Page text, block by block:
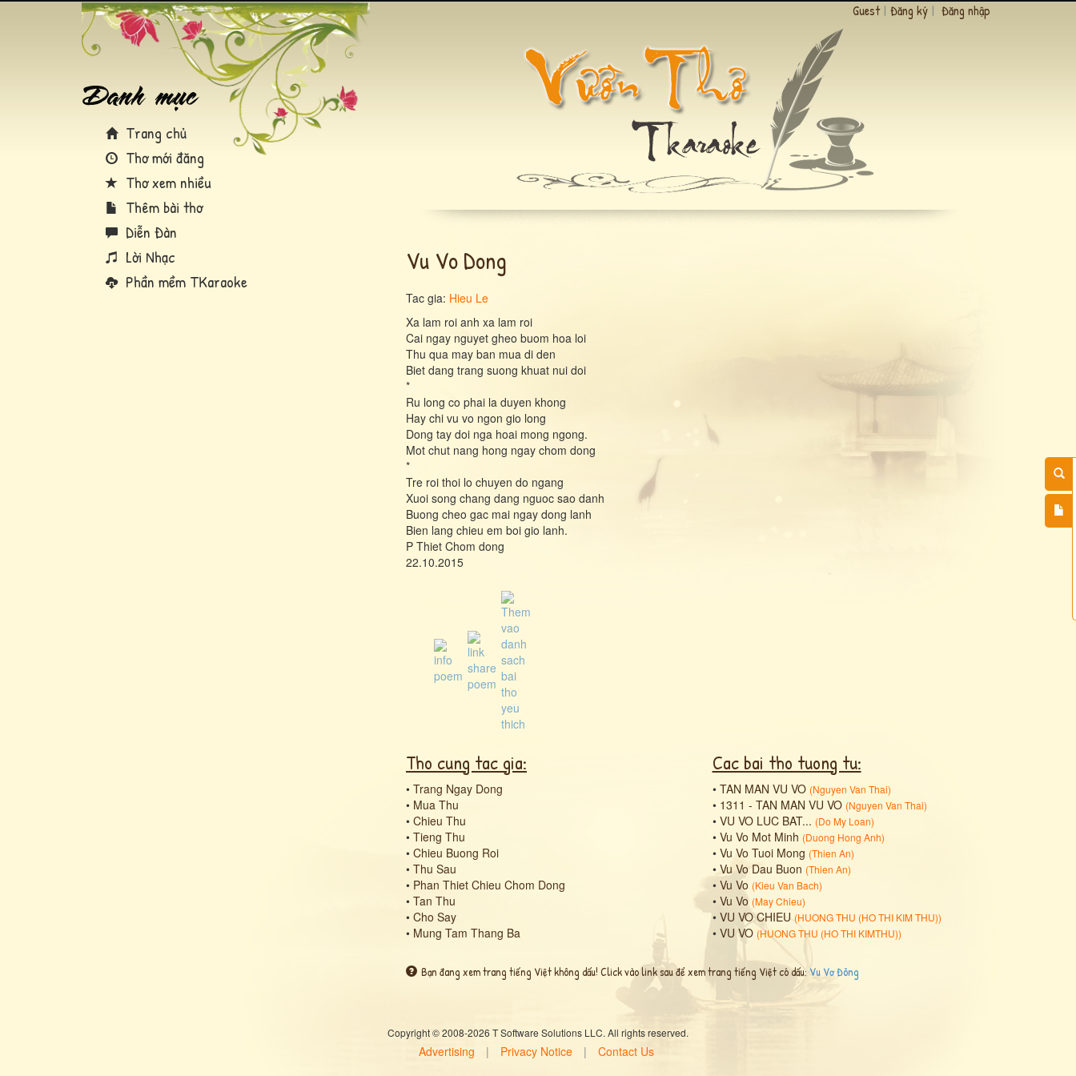
Trang chủ
Thơ mới đăng
Thơ xem nhiều
Thêm bài thơ
Diễn Đàn
Lời Nhạc
Phần mềm TKaraoke
Guest | Đăng ký | Đăng nhập
Vu Vo Dong
Tac gia: Hieu Le
Xa lam roi anh xa lam roi
Cai ngay nguyet gheo buom hoa loi
Thu qua may ban mua di den
Biet dang trang suong khuat nui doi
*
Ru long co phai la duyen khong
Hay chi vu vo ngon gio long
Dong tay doi nga hoai mong ngong.
Mot chut nang hong ngay chom dong
*
Tre roi thoi lo chuyen do ngang
Xuoi song chang dang nguoc sao danh
Buong cheo gac mai ngay dong lanh
Bien lang chieu em boi gio lanh.
P Thiet Chom dong
22.10.2015
Tho cung tac gia:
• Trang Ngay Dong
• Mua Thu
• Chieu Thu
• Tieng Thu
• Chieu Buong Roi
• Thu Sau
• Phan Thiet Chieu Chom Dong
• Tan Thu
• Cho Say
• Mung Tam Thang Ba
Cac bai tho tuong tu:
• TAN MAN VU VO (Nguyen Van Thai)
• 1311 - TAN MAN VU VO (Nguyen Van Thai)
• VU VO LUC BAT... (Do My Loan)
• Vu Vo Mot Minh (Duong Hong Anh)
• Vu Vo Tuoi Mong (Thien An)
• Vu Vo Dau Buon (Thien An)
• Vu Vo (Kieu Van Bach)
• Vu Vo (May Chieu)
• VU VO CHIEU (HUONG THU (HO THI KIM THU))
• VU VO (HUONG THU (HO THI KIMTHU))
Bạn đang xem trang tiếng Việt không dấu! Click vào link sau để xem trang tiếng Việt có dấu: Vu Vơ Đông
Copyright © 2008-2026 T Software Solutions LLC. All rights reserved.
Advertising | Privacy Notice | Contact Us